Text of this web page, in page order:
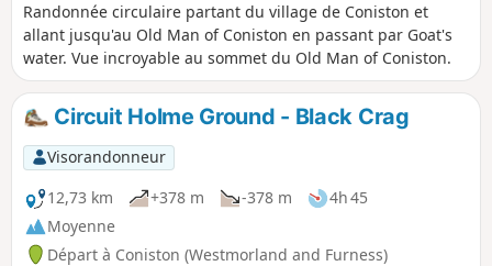
Randonnée circulaire partant du village de Coniston et
allant jusqu'au Old Man of Coniston en passant par Goat's
water. Vue incroyable au sommet du Old Man of Coniston.
Circuit Holme Ground - Black Crag
Visorandonneur
12,73 km
+378 m -378 m
4h 45
Moyenne
Départ à Coniston (Westmorland and Furness)